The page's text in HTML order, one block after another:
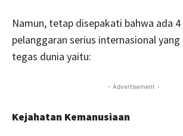
Namun, tetap disepakati bahwa ada
pelanggaran serius internasional
tegas dunia yaitu:
- Advertisement -
Kejahatan Kemanusiaan